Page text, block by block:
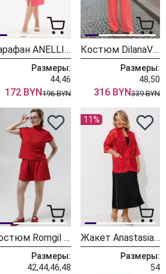
Сарафан ANELLI LAUREL 1567 коралловый риф
Размеры:
44,46
172 BYN196 BYN
Костюм DilanaVIP 2104 коралл
Размеры:
48,50
316 BYN339 BYN
Костюм Romgil РП0141-ХЛ4 красный
Размеры:
42,44,46,48
11%
Жакет Anastasia 1190 красный
Размеры:
54